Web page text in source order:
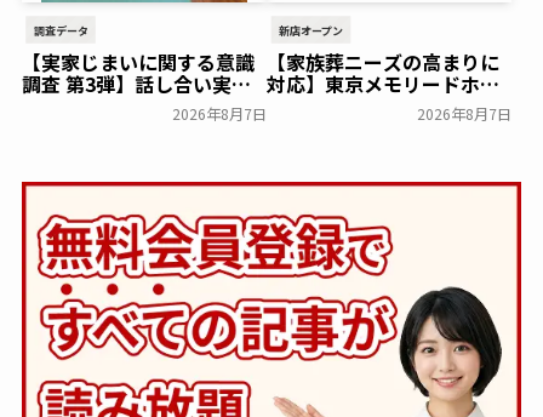
調査データ
【実家じまいに関する意識
調査 第3弾】話し合い実施
率は29.5％で前回から低
下。「大相続時代」でも家
2026年8月7日
新店オープン
【家族葬ニーズの高まりに
対応】東京メモリードホー
ルに貸切型家族葬空間『第
８ホール～Living～』オー
2026年8月7日